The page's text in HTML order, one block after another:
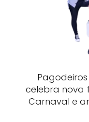
celebra nova
Carnaval e